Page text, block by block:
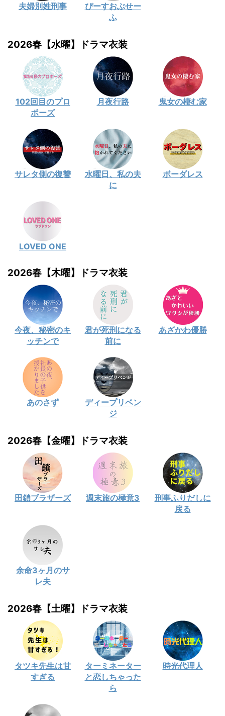
夫婦別姓刑事
ぴーすおぶせー
ふ
2026春【水曜】ドラマ衣装
102回目のプロ
ポーズ
月夜行路 鬼女の棲む家
サレタ側の復讐
水曜日、私の夫
に
ボーダレス
LOVED ONE
2026春【木曜】ドラマ衣装
今夜、秘密のキ
ッチンで
君が死刑になる
前に
あざかわ優勝
あのさず
ディープリベン
ジ
2026春【金曜】ドラマ衣装
田鎖ブラザーズ 週末旅の極意3
刑事ふりだしに
戻る
余命3ヶ月のサ
レ夫
2026春【土曜】ドラマ衣装
タツキ先生は甘
すぎる
ターミネーター
と恋しちゃった
ら
時光代理人